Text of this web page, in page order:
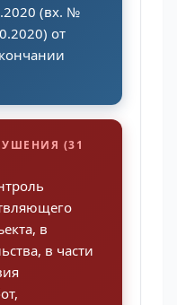
(вх. №
от
(31
в
в части